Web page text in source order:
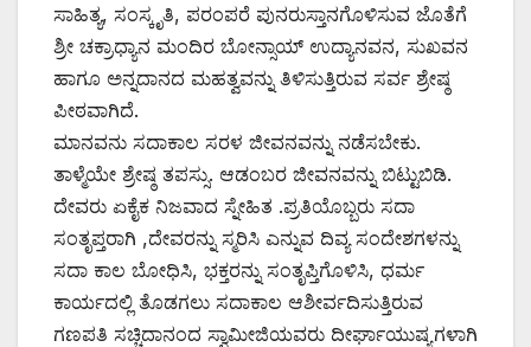
ಸಾಹಿತ್ಯ, ಸಂಸ್ಕೃತಿ, ಪರಂಪರೆ ಪುನರುಸ್ತಾನಗೊಳಿಸುವ ಜೊತೆಗೆ
ಶ್ರೀ ಚಕ್ರಾಧ್ಯಾನ ಮಂದಿರ ಬೋನ್ಸಾಯ್ ಉದ್ಯಾನವನ, ಸುಖವನ
ಹಾಗೂ ಅನ್ನದಾನದ ಮಹತ್ವವನ್ನು ತಿಳಿಸುತ್ತಿರುವ ಸರ್ವ ಶ್ರೇಷ್ಠ
ಪೀಠವಾಗಿದೆ.
ಮಾನವನು ಸದಾಕಾಲ ಸರಳ ಜೀವನವನ್ನು ನಡೆಸಬೇಕು.
ತಾಳ್ಮೆಯೇ ಶ್ರೇಷ್ಠ ತಪಸ್ಸು. ಆಡಂಬರ ಜೀವನವನ್ನು ಬಿಟ್ಟುಬಿಡಿ.
ದೇವರು ಏಕೈಕ ನಿಜವಾದ ಸ್ನೇಹಿತ .ಪ್ರತಿಯೊಬ್ಬರು ಸದಾ
ಸಂತೃಪ್ತರಾಗಿ ,ದೇವರನ್ನು ಸ್ಮರಿಸಿ ಎನ್ನುವ ದಿವ್ಯ ಸಂದೇಶಗಳನ್ನು
ಸದಾ ಕಾಲ ಬೋಧಿಸಿ, ಭಕ್ತರನ್ನು ಸಂತೃಪ್ತಿಗೊಳಿಸಿ, ಧರ್ಮ
ಕಾರ್ಯದಲ್ಲಿ ತೊಡಗಲು ಸದಾಕಾಲ ಆಶೀರ್ವದಿಸುತ್ತಿರುವ
ಗಣಪತಿ ಸಚ್ಚಿದಾನಂದ ಸ್ವಾಮೀಜಿಯವರು ದೀರ್ಘಾಯುಷ್ಯಗಳಾಗಿ